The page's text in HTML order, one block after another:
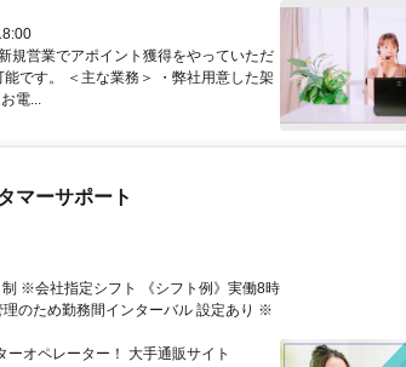
規営業でアポイント獲得をやっていただ
です。 ＜主な業務＞ ・弊社用意した架
電...
マーサポート
※会社指定シフト 《シフト例》実働8時
のため勤務間インターバル 設定あり ※
オペレーター！ 大手通販サイト